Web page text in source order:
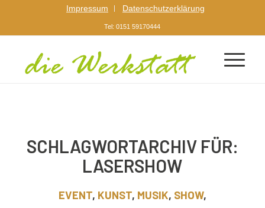
Impressum Datenschutzerklärung
Tel: 0151 59170444
SCHLAGWORTARCHIV FÜR:
LASERSHOW
EVENT, KUNST, MUSIK, SHOW,